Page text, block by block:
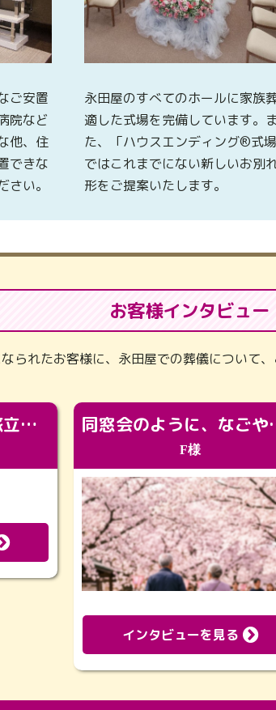
ご安置
院など
他、住
できな
い。
永田屋のすべてのホールに家族
適した式場を完備しています。ま
た、「ハウスエンディング®式場
ではこれまでにない新しいお別
形をご提案いたします。
お客様インタビュー
られたお客様に、永田屋での葬儀について
「カッコよくなって旅立っていってくれました（笑）もっとカッコいいって言ってあげればよかったな」 同窓会のように
F様
インタビューを見る